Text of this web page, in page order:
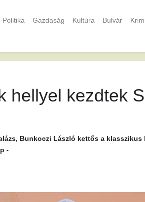
Politika Gazdaság Kultúra Bulvár Krimi
hellyel kezdtek
Bunkoczi László kettős a
-